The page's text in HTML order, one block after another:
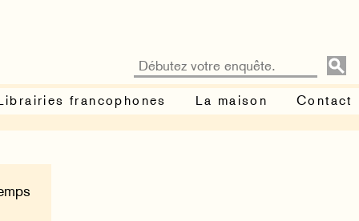
francophones La maison Contact